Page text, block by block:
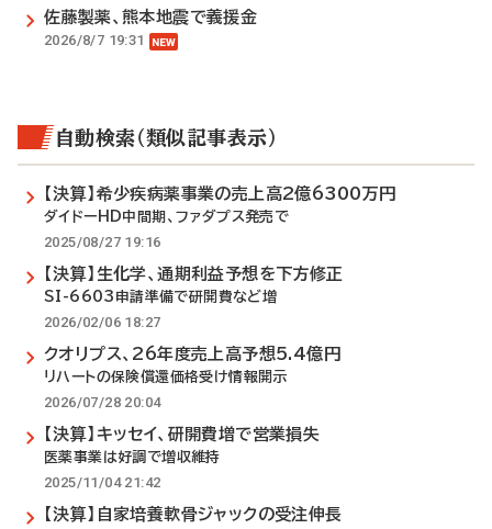
佐藤製薬、熊本地震で義援金
2026/8/7 19:31
自動検索（類似記事表示）
【決算】希少疾病薬事業の売上高2億6300万円
ダイドーHD中間期、ファダプス発売で
2025/08/27 19:16
【決算】生化学、通期利益予想を下方修正
SI-6603申請準備で研開費など増
2026/02/06 18:27
クオリプス、26年度売上高予想5.4億円
リハートの保険償還価格受け情報開示
2026/07/28 20:04
【決算】キッセイ、研開費増で営業損失
医薬事業は好調で増収維持
2025/11/04 21:42
【決算】自家培養軟骨ジャックの受注伸長